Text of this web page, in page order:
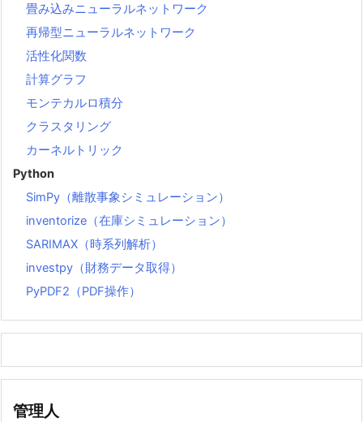
畳み込みニューラルネットワーク
再帰型ニューラルネットワーク
活性化関数
計算グラフ
モンテカルロ積分
クラスタリング
カーネルトリック
Python
SimPy（離散事象シミュレーション）
inventorize（在庫シミュレーション）
SARIMAX（時系列解析）
investpy（財務データ取得）
PyPDF2（PDF操作）
管理人